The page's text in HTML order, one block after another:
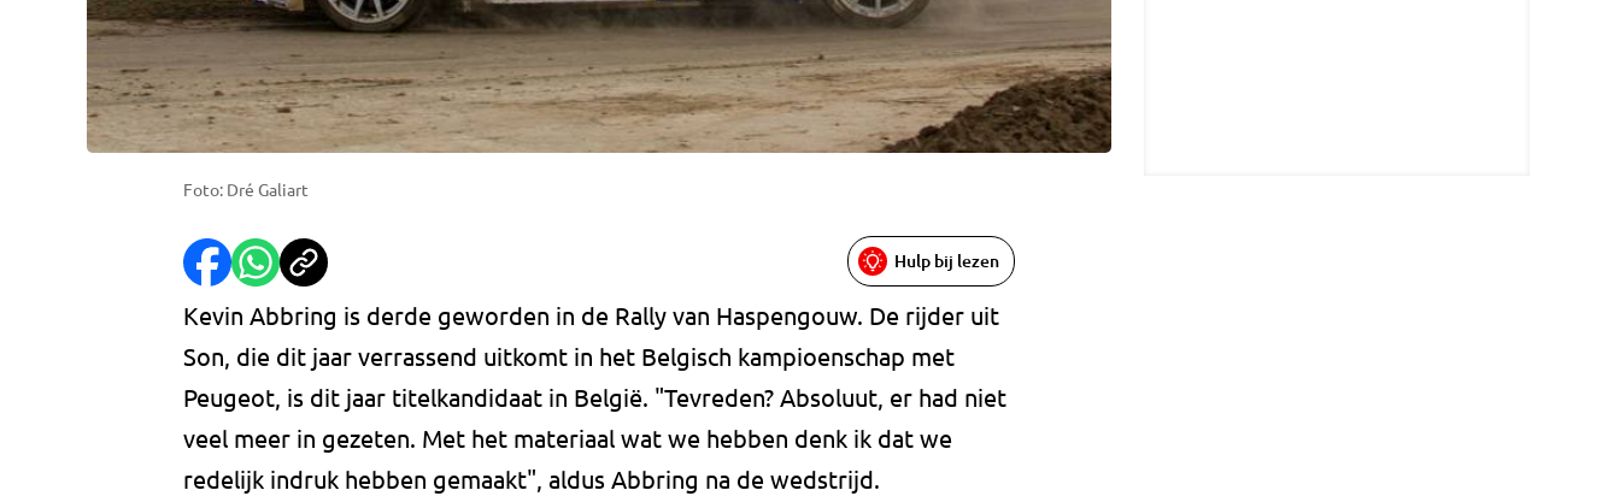
Foto: Dré Galiart
Hulp bij lezen
Kevin Abbring is derde geworden in de Rally van Haspengouw. De rijder uit
Son, die dit jaar verrassend uitkomt in het Belgisch kampioenschap met
Peugeot, is dit jaar titelkandidaat in België. "Tevreden? Absoluut, er had niet
veel meer in gezeten. Met het materiaal wat we hebben denk ik dat we
redelijk indruk hebben gemaakt", aldus Abbring na de wedstrijd.